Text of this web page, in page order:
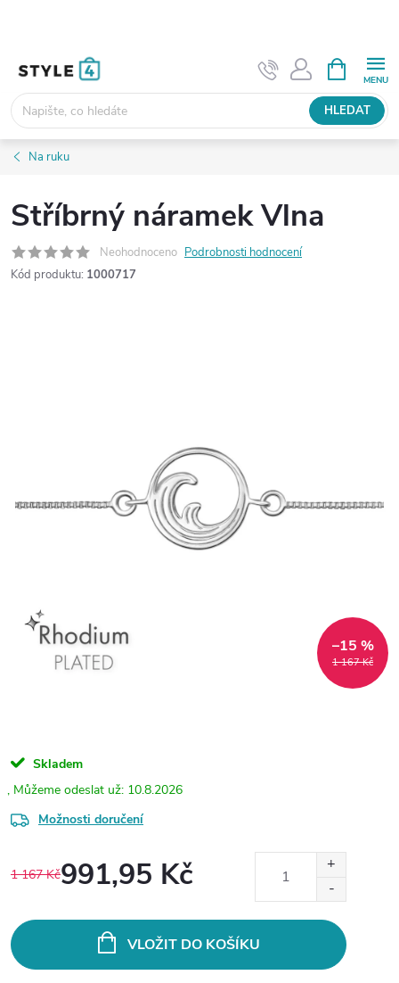
HLEDAT
NÁKUPNÍ
KOŠÍK
Na ruku
Stříbrný náramek Vlna
Neohodnoceno Podrobnosti hodnocení
Kód produktu: 1000717
1 167 Kč
–15 %
Skladem
10.8.2026
Možnosti doručení
1 167 Kč991,95 Kč
VLOŽIT DO KOŠÍKU